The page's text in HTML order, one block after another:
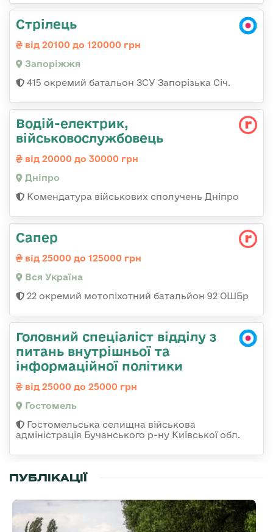
Стрілець
від 20100 до 120000 грн
Запоріжжя
415 окремий батальон ЗСУ Запорізька Січ.
Водій-електрик,
військовослужбовець
від 20000 до 30000 грн
Дніпро
Комендатура військових сполучень Дніпро
Сапер
від 25000 до 125000 грн
Вся Україна
22 окремий мотопіхотний батальйон 92 ОШБр
Головний спеціаліст відділу з
питань внутрішньої та
інформаційної політики
від 25000 до 25000 грн
Гостомель
Гостомельська селищна військова
адміністрація Бучанського р-ну Київської обл.
ПУБЛІКАЦІЇ